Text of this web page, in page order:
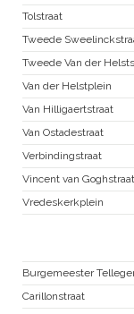
Tolstraat
Tweede
Tweede Van der
Van der Helstplein
Van Hilligaertstraat
Van Ostadestraat
Verbindingstraat
Vincent van Goghstraat
Vredeskerkplein
Burgemeester
Carillonstraat